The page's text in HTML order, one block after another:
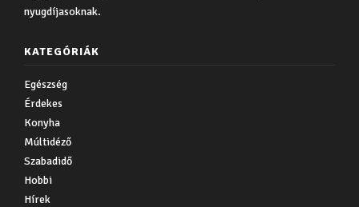
nyugdíjasoknak.
KATEGÓRIÁK
Egészség
Érdekes
Konyha
Múltidéző
Szabadidő
Hobbi
Hírek